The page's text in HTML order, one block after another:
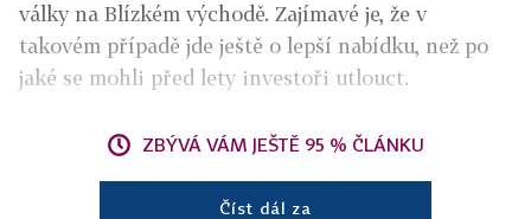
války na Blízkém východě. Zajímavé je, že v
takovém případě jde ještě o lepší nabídku, než po
jaké se mohli před lety investoři utlouct.
ZBÝVÁ VÁM JEŠTĚ 95 % ČLÁNKU
Číst dál za